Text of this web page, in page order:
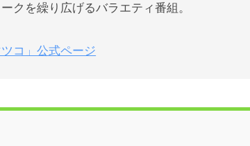
クを繰り広げるバラエティ番組。
ツコ」公式ページ